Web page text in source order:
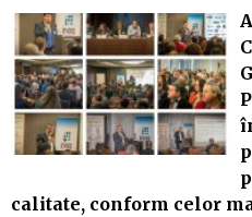
calitate, conform celor